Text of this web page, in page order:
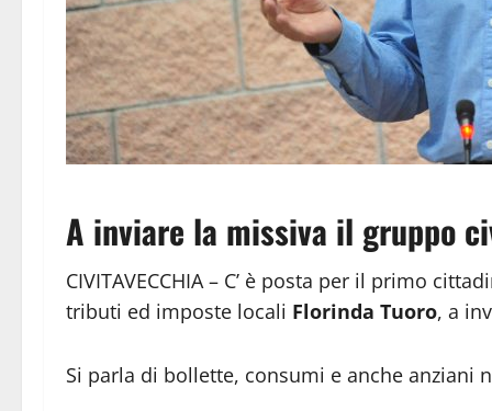
A inviare la missiva il gruppo
CIVITAVECCHIA – C’ è posta per il primo
tributi ed imposte locali Florinda Tuoro, a
Si parla di bollette, consumi e anche anziani